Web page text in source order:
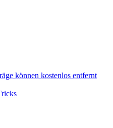
können kostenlos entfernt